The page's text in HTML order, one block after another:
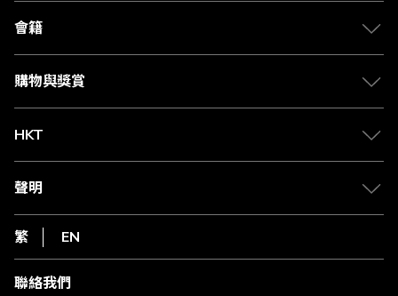
合作夥伴
媒體中心
會籍
會籍及專屬禮遇
賺取積分
購物與獎賞
物流與配送
Club Shopping 商品領取站
常見問題
HKT
csl.
1010
HKT
聲明
私隱聲明
使用條款
條款及細則
不歧視及不騷擾聲明
繁 EN
聯絡我們